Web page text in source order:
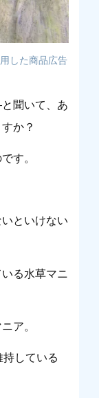
した商品広告
聞いて、あ
か？
す。
といけない
る水草マニ
ア。
している